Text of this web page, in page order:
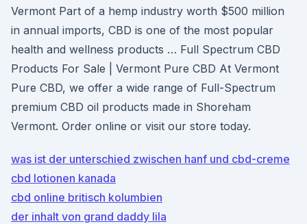
Vermont Part of a hemp industry worth $500 million
in annual imports, CBD is one of the most popular
health and wellness products … Full Spectrum CBD
Products For Sale | Vermont Pure CBD At Vermont
Pure CBD, we offer a wide range of Full-Spectrum
premium CBD oil products made in Shoreham
Vermont. Order online or visit our store today.
was ist der unterschied zwischen hanf und cbd-creme
cbd lotionen kanada
cbd online britisch kolumbien
der inhalt von grand daddy lila